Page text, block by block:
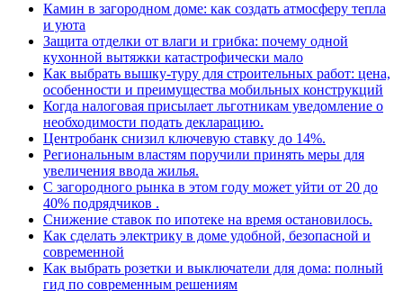
Камин в загородном доме: как создать атмосферу тепла
и уюта
Защита отделки от влаги и грибка: почему одной
кухонной вытяжки катастрофически мало
Как выбрать вышку-туру для строительных работ: цена,
особенности и преимущества мобильных конструкций
Когда налоговая присылает льготникам уведомление о
необходимости подать декларацию.
Центробанк снизил ключевую ставку до 14%.
Региональным властям поручили принять меры для
увеличения ввода жилья.
С загородного рынка в этом году может уйти от 20 до
40% подрядчиков .
Снижение ставок по ипотеке на время остановилось.
Как сделать электрику в доме удобной, безопасной и
современной
Как выбрать розетки и выключатели для дома: полный
гид по современным решениям